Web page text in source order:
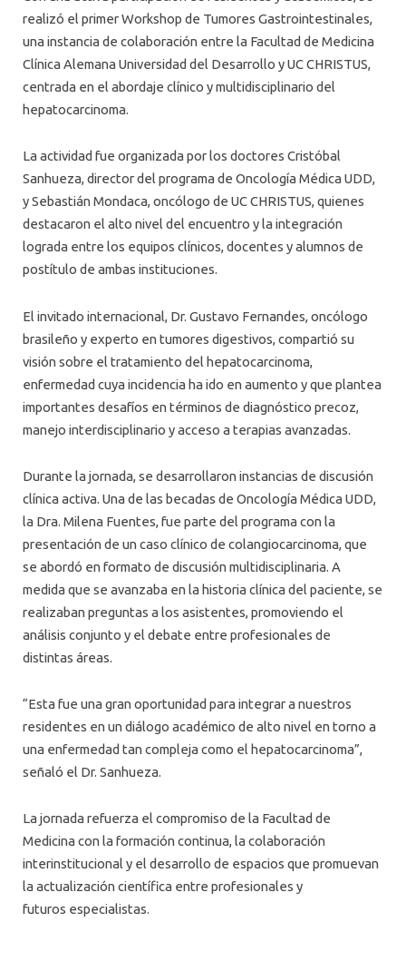
realizó el primer Workshop de Tumores Gastrointestinales,
una instancia de colaboración entre la Facultad de Medicina
Clínica Alemana Universidad del Desarrollo y UC CHRISTUS,
centrada en el abordaje clínico y multidisciplinario del
hepatocarcinoma.
La actividad fue organizada por los doctores Cristóbal
Sanhueza, director del programa de Oncología Médica UDD,
y Sebastián Mondaca, oncólogo de UC CHRISTUS, quienes
destacaron el alto nivel del encuentro y la integración
lograda entre los equipos clínicos, docentes y alumnos de
postítulo de ambas instituciones.
El invitado internacional, Dr. Gustavo Fernandes, oncólogo
brasileño y experto en tumores digestivos, compartió su
visión sobre el tratamiento del hepatocarcinoma,
enfermedad cuya incidencia ha ido en aumento y que plantea
importantes desafíos en términos de diagnóstico precoz,
manejo interdisciplinario y acceso a terapias avanzadas.
Durante la jornada, se desarrollaron instancias de discusión
clínica activa. Una de las becadas de Oncología Médica UDD,
la Dra. Milena Fuentes, fue parte del programa con la
presentación de un caso clínico de colangiocarcinoma, que
se abordó en formato de discusión multidisciplinaria. A
medida que se avanzaba en la historia clínica del paciente, se
realizaban preguntas a los asistentes, promoviendo el
análisis conjunto y el debate entre profesionales de
distintas áreas.
“Esta fue una gran oportunidad para integrar a nuestros
residentes en un diálogo académico de alto nivel en torno a
una enfermedad tan compleja como el hepatocarcinoma”,
señaló el Dr. Sanhueza.
La jornada refuerza el compromiso de la Facultad de
Medicina con la formación continua, la colaboración
interinstitucional y el desarrollo de espacios que promuevan
la actualización científica entre profesionales y
futuros especialistas.